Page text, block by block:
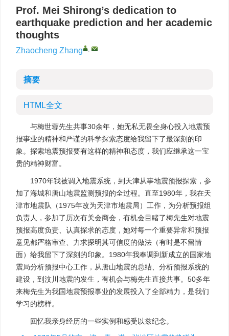
Prof. Mei Shirong’s dedication to
earthquake prediction and her academic
thoughts
Zhaocheng Zhang ,
摘要
HTML全文
与梅世蓉先生共事30余年，她无私无畏全身心投入地震预
报事业的精神和严谨的科学探索态度给我留下了最深刻的印
象。探索地震预报要有这样的精神和态度，我们应继承这一宝
贵的精神财富。
1970年我被调入地震系统，到天津从事地震预报探索，参
加了海城和唐山地震监测预报的全过程。直至1980年，我在天
津市地震队（1975年改为天津市地震局）工作，为分析预报组
负责人，参加了历次有关会商会，有机会目睹了梅先生对地震
预报高度负责、认真探求的态度，她对每一个重要异常和预报
意见都严格审查、力求探明其可信度的做法（有时是不留情
面）给我留下了深刻的印象。1980年我奉调到新成立的国家地
震局分析预报中心工作，从唐山地震的总结、分析预报系统的
建设，到汶川地震的发生，有机会与梅先生直接共事。50多年
来梅先生为我国地震预报事业的发展投入了全部精力，是我们
学习的榜样。
回忆我亲身经历的一些实例和感受以兹纪念。